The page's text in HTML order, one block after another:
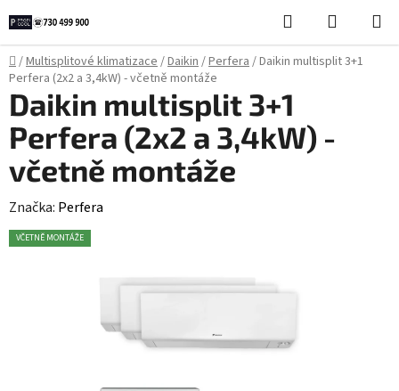
na
obsah
Hledat
KOŠÍK
Domů
/Multisplitové klimatizace/Daikin/Perfera/Daikin multisplit 3+1
Perfera (2x2 a 3,4kW) - včetně montáže
Daikin multisplit 3+1
Perfera (2x2 a 3,4kW) -
včetně montáže
Značka: Perfera
VČETNĚ MONTÁŽE